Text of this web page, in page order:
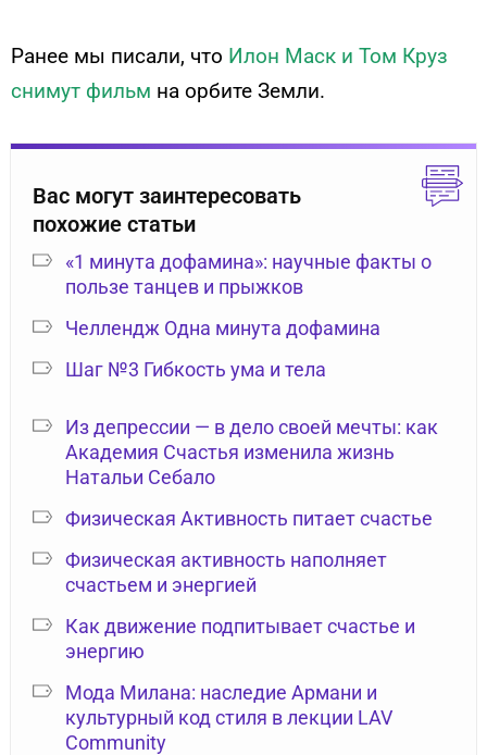
Ранее мы писали, что Илон Маск и Том Круз
снимут фильм на орбите Земли.
Вас могут заинтересовать
похожие статьи
«1 минута дофамина»: научные факты о
пользе танцев и прыжков
Челлендж Одна минута дофамина
Шаг №3 Гибкость ума и тела
Из депрессии — в дело своей мечты: как
Академия Счастья изменила жизнь
Натальи Себало
Физическая Активность питает счастье
Физическая активность наполняет
счастьем и энергией
Как движение подпитывает счастье и
энергию
Мода Милана: наследие Армани и
культурный код стиля в лекции LAV
Community